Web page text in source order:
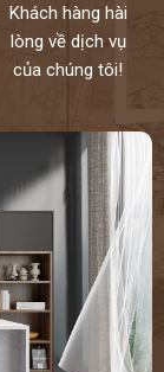
Khách hàng hài
lòng về dịch vụ
của chúng tôi!